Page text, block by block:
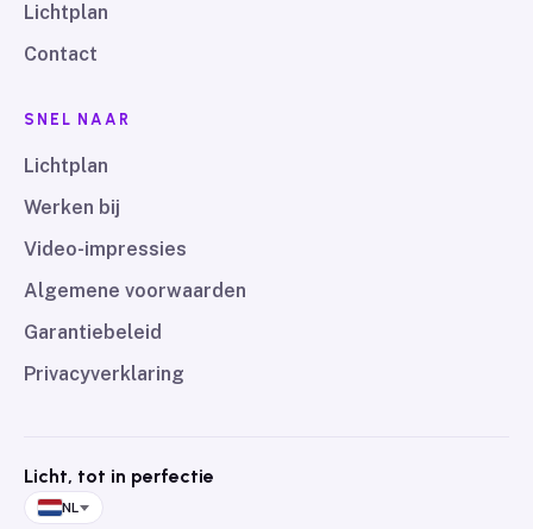
Lichtplan
Contact
SNEL NAAR
Lichtplan
Werken bij
Video-impressies
Algemene voorwaarden
Garantiebeleid
Privacyverklaring
Licht, tot in perfectie
NL